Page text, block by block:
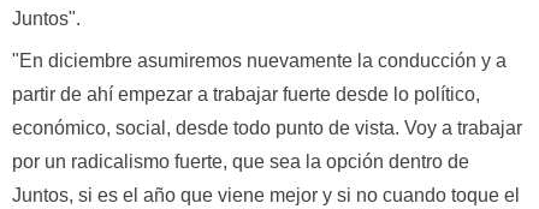
Juntos".
"En diciembre asumiremos nuevamente la conducción y a
partir de ahí empezar a trabajar fuerte desde lo político,
económico, social, desde todo punto de vista. Voy a trabajar
por un radicalismo fuerte, que sea la opción dentro de
Juntos, si es el año que viene mejor y si no cuando toque el